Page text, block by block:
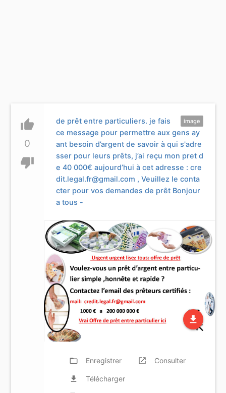
thumb_up
0
thumb_down
image
de prêt entre particuliers. je fais
ce message pour permettre aux gens ay
ant besoin d’argent de savoir à qui s'adre
sser pour leurs prêts, j’ai reçu mon pret d
e 40 000€ aujourd’hui à cet adresse : cre
dit.legal.fr@gmail.com , Veuillez le conta
cter pour vos demandes de prêt Bonjour
a tous -
file_download
folder_open Enregistrer launch Consulter
file_download Télécharger